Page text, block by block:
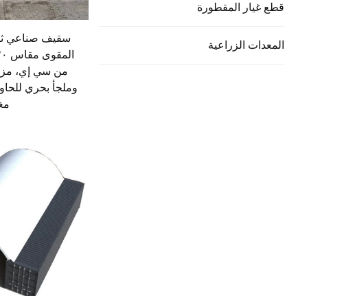
قطع غيار المقطورة
المعدات الزراعية
سقيف صناعي
من سي إي،
وملجأ بحري